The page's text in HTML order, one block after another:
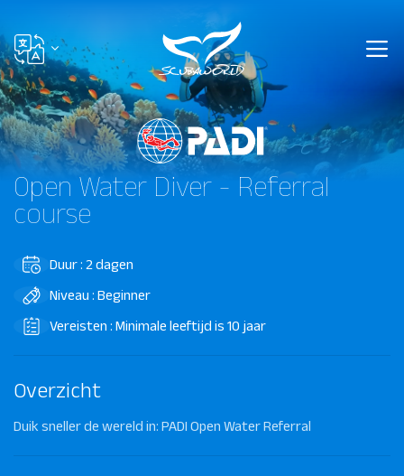
Open Water Diver - Referral
course
Duur : 2 dagen
Niveau : Beginner
Vereisten : Minimale leeftijd is 10 jaar
Overzicht
Duik sneller de wereld in: PADI Open Water Referral